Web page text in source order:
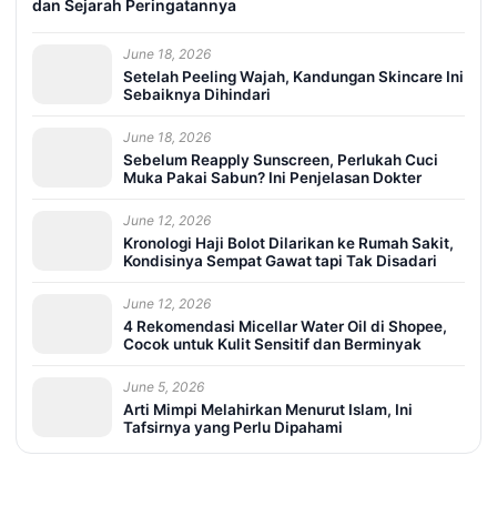
dan Sejarah Peringatannya
June 18, 2026
Setelah Peeling Wajah, Kandungan Skincare Ini
Sebaiknya Dihindari
June 18, 2026
Sebelum Reapply Sunscreen, Perlukah Cuci
Muka Pakai Sabun? Ini Penjelasan Dokter
June 12, 2026
Kronologi Haji Bolot Dilarikan ke Rumah Sakit,
Kondisinya Sempat Gawat tapi Tak Disadari
June 12, 2026
4 Rekomendasi Micellar Water Oil di Shopee,
Cocok untuk Kulit Sensitif dan Berminyak
June 5, 2026
Arti Mimpi Melahirkan Menurut Islam, Ini
Tafsirnya yang Perlu Dipahami